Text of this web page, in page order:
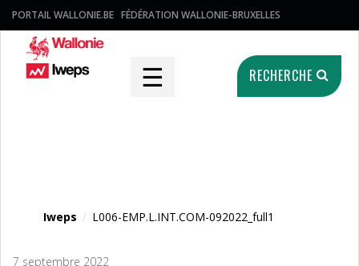
PORTAIL WALLONIE.BE FÉDÉRATION WALLONIE-BRUXELLES
☰ RECHERCHE
Iweps / L006-EMP.L.INT.COM-092022_full1
7 septembre 2022